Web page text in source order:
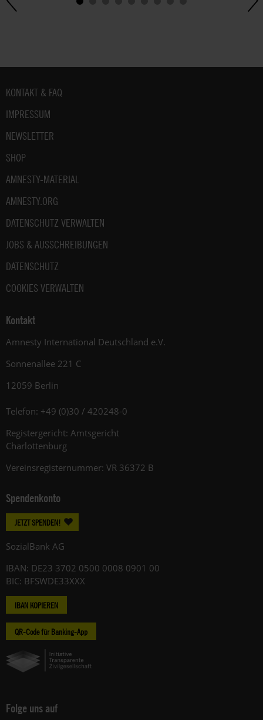
Fußbereich
KONTAKT & FAQ
IMPRESSUM
NEWSLETTER
SHOP
AMNESTY-MATERIAL
AMNESTY.ORG
DATENSCHUTZ VERWALTEN
JOBS & AUSSCHREIBUNGEN
DATENSCHUTZ
COOKIES VERWALTEN
Kontakt
Amnesty International Deutschland e.V.
Sonnenallee 221 C
12059 Berlin
Telefon: +49 (0)30 / 420248-0
Registergericht: Amtsgericht
Charlottenburg
Vereinsregisternummer: VR 36372 B
Spendenkonto
JETZT SPENDEN!
SozialBank AG
IBAN: DE23 3702 0500 0008 0901 00
BIC: BFSWDE33XXX
IBAN KOPIEREN
QR-Code für Banking-App
Folge uns auf